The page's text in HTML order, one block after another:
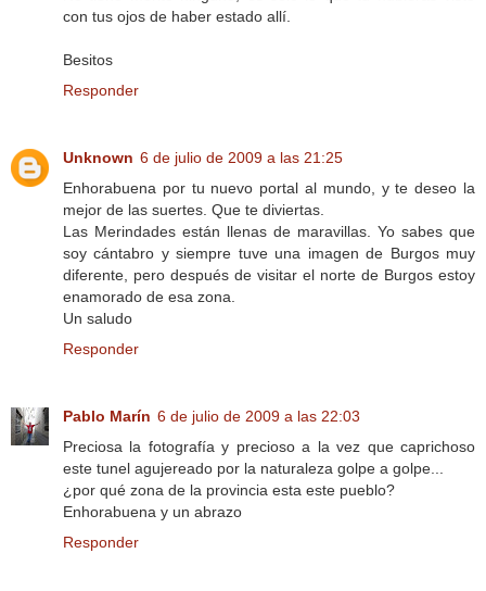
con tus ojos de haber estado allí.
Besitos
Responder
Unknown 6 de julio de 2009 a las 21:25
Enhorabuena por tu nuevo portal al mundo, y te deseo la
mejor de las suertes. Que te diviertas.
Las Merindades están llenas de maravillas. Yo sabes que
soy cántabro y siempre tuve una imagen de Burgos muy
diferente, pero después de visitar el norte de Burgos estoy
enamorado de esa zona.
Un saludo
Responder
Pablo Marín 6 de julio de 2009 a las 22:03
Preciosa la fotografía y precioso a la vez que caprichoso
este tunel agujereado por la naturaleza golpe a golpe...
¿por qué zona de la provincia esta este pueblo?
Enhorabuena y un abrazo
Responder